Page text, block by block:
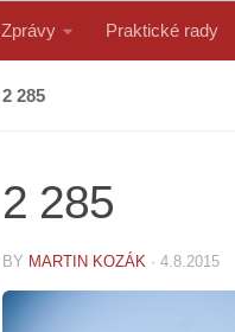
Zprávy Praktické rady
2 285
2 285
BY MARTIN KOZÁK · 4.8.2015